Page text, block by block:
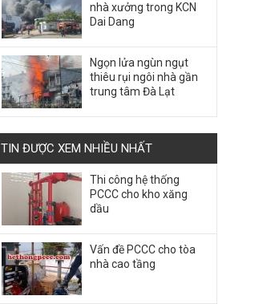
nhà xưởng trong KCN
Dai Dang
Ngọn lửa ngùn ngụt
thiêu rụi ngôi nhà gần
trung tâm Đà Lạt
TIN ĐƯỢC XEM NHIỀU NHẤT
Thi công hệ thống
PCCC cho kho xăng
dầu
Vấn đề PCCC cho tòa
nhà cao tầng